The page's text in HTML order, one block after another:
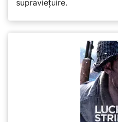
supraviețuire.